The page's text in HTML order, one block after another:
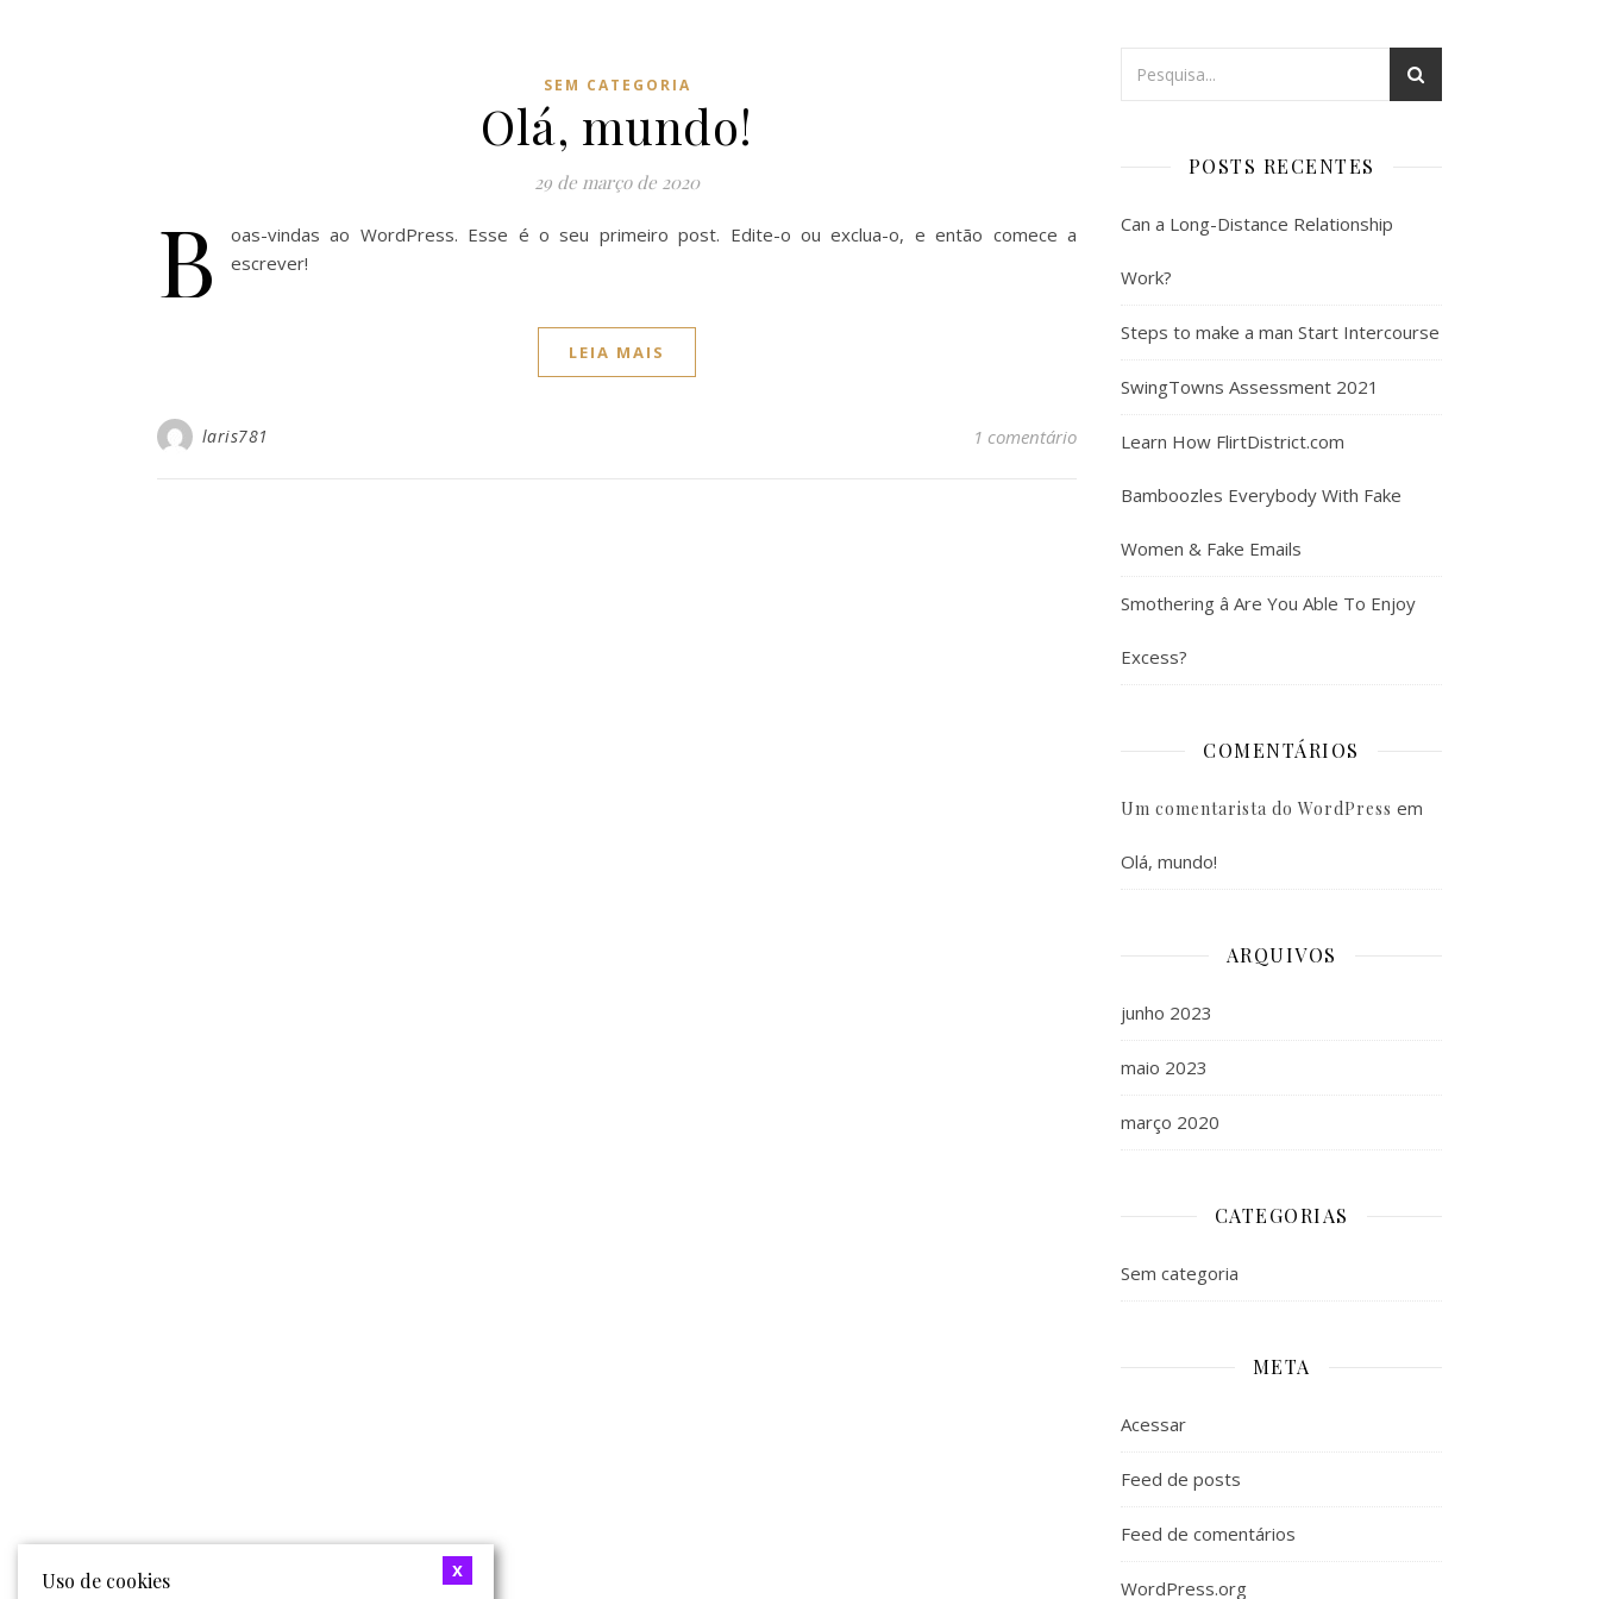
SEM CATEGORIA
Olá, mundo!
29 de março de 2020
B
oas-vindas ao WordPress. Esse é o seu primeiro post. Edite-o ou exclua-o, e então comece a
escrever!
LEIA MAIS
laris781 1 comentário
POSTS RECENTES
Can a Long-Distance Relationship
Work?
Steps to make a man Start Intercourse
SwingTowns Assessment 2021
Learn How FlirtDistrict.com
Bamboozles Everybody With Fake
Women & Fake Emails
Smothering â Are You Able To Enjoy
Excess?
COMENTÁRIOS
Um comentarista do WordPress em
Olá, mundo!
ARQUIVOS
junho 2023
maio 2023
março 2020
CATEGORIAS
Sem categoria
META
Acessar
Feed de posts
Feed de comentários
WordPress.org
Uso de cookies x